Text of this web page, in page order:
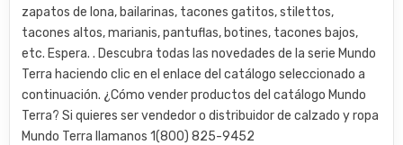
zapatos de lona, ​​bailarinas, tacones gatitos, stilettos,
tacones altos, marianis, pantuflas, botines, tacones bajos,
etc. Espera. . Descubra todas las novedades de la serie Mundo
Terra haciendo clic en el enlace del catálogo seleccionado a
continuación. ¿Cómo vender productos del catálogo Mundo
Terra? Si quieres ser vendedor o distribuidor de calzado y ropa
Mundo Terra llamanos 1(800) 825-9452